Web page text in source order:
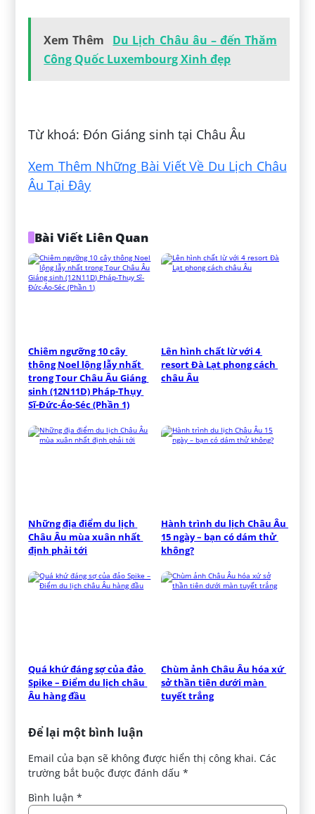
Xem Thêm
Du Lịch Châu âu – đến Thăm
Công Quốc Luxembourg Xinh đẹp
Từ khoá: Đón Giáng sinh tại Châu Âu
Xem Thêm Những Bài Viết Về Du Lịch Châu
Âu Tại Đây
Bài Viết Liên Quan
Chiêm ngưỡng 10 cây
thông Noel lộng lẫy nhất
trong Tour Châu Âu Giáng
sinh (12N11D) Pháp-Thụy
Sĩ-Đức-Áo-Séc (Phần 1)
Lên hình chất lừ với 4
resort Đà Lạt phong cách
châu Âu
Những địa điểm du lịch
Châu Âu mùa xuân nhất
định phải tới
Hành trình du lịch Châu Âu
15 ngày – bạn có dám thử
không?
Quá khứ đáng sợ của đảo
Spike – Điểm du lịch châu
Âu hàng đầu
Chùm ảnh Châu Âu hóa xứ
sở thần tiên dưới màn
tuyết trắng
Để lại một bình luận
Email của bạn sẽ không được hiển thị công khai. Các
trường bắt buộc được đánh dấu*
Bình luận*